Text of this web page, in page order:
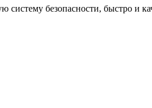
безопасности, быстро и